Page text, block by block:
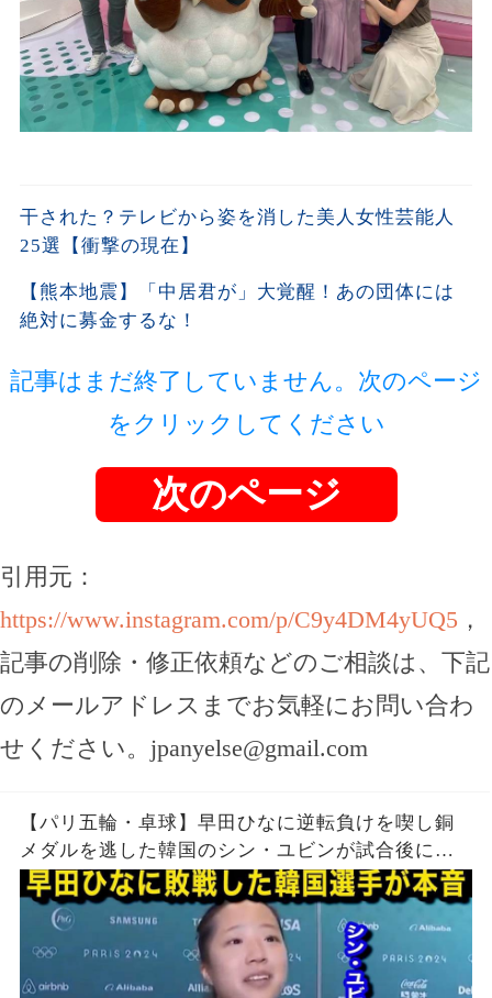
干された？テレビから姿を消した美人女性芸能人
25選【衝撃の現在】
【熊本地震】「中居君が」大覚醒！あの団体には
絶対に募金するな！
記事はまだ終了していません。次のページ
をクリックしてください
次のページ
引用元：
https://www.instagram.com/p/C9y4DM4yUQ5 ，
記事の削除・修正依頼などのご相談は、下記
のメールアドレスまでお気軽にお問い合わ
せください。 jpanyelse@gmail.com
【パリ五輪・卓球】早田ひなに逆転負けを喫し銅
メダルを逃した韓国のシン・ユビンが試合後に漏
らした本音がヤバい...日本女子エースが左腕を負傷
しながらも強行出場した理由に驚きを隠せない...